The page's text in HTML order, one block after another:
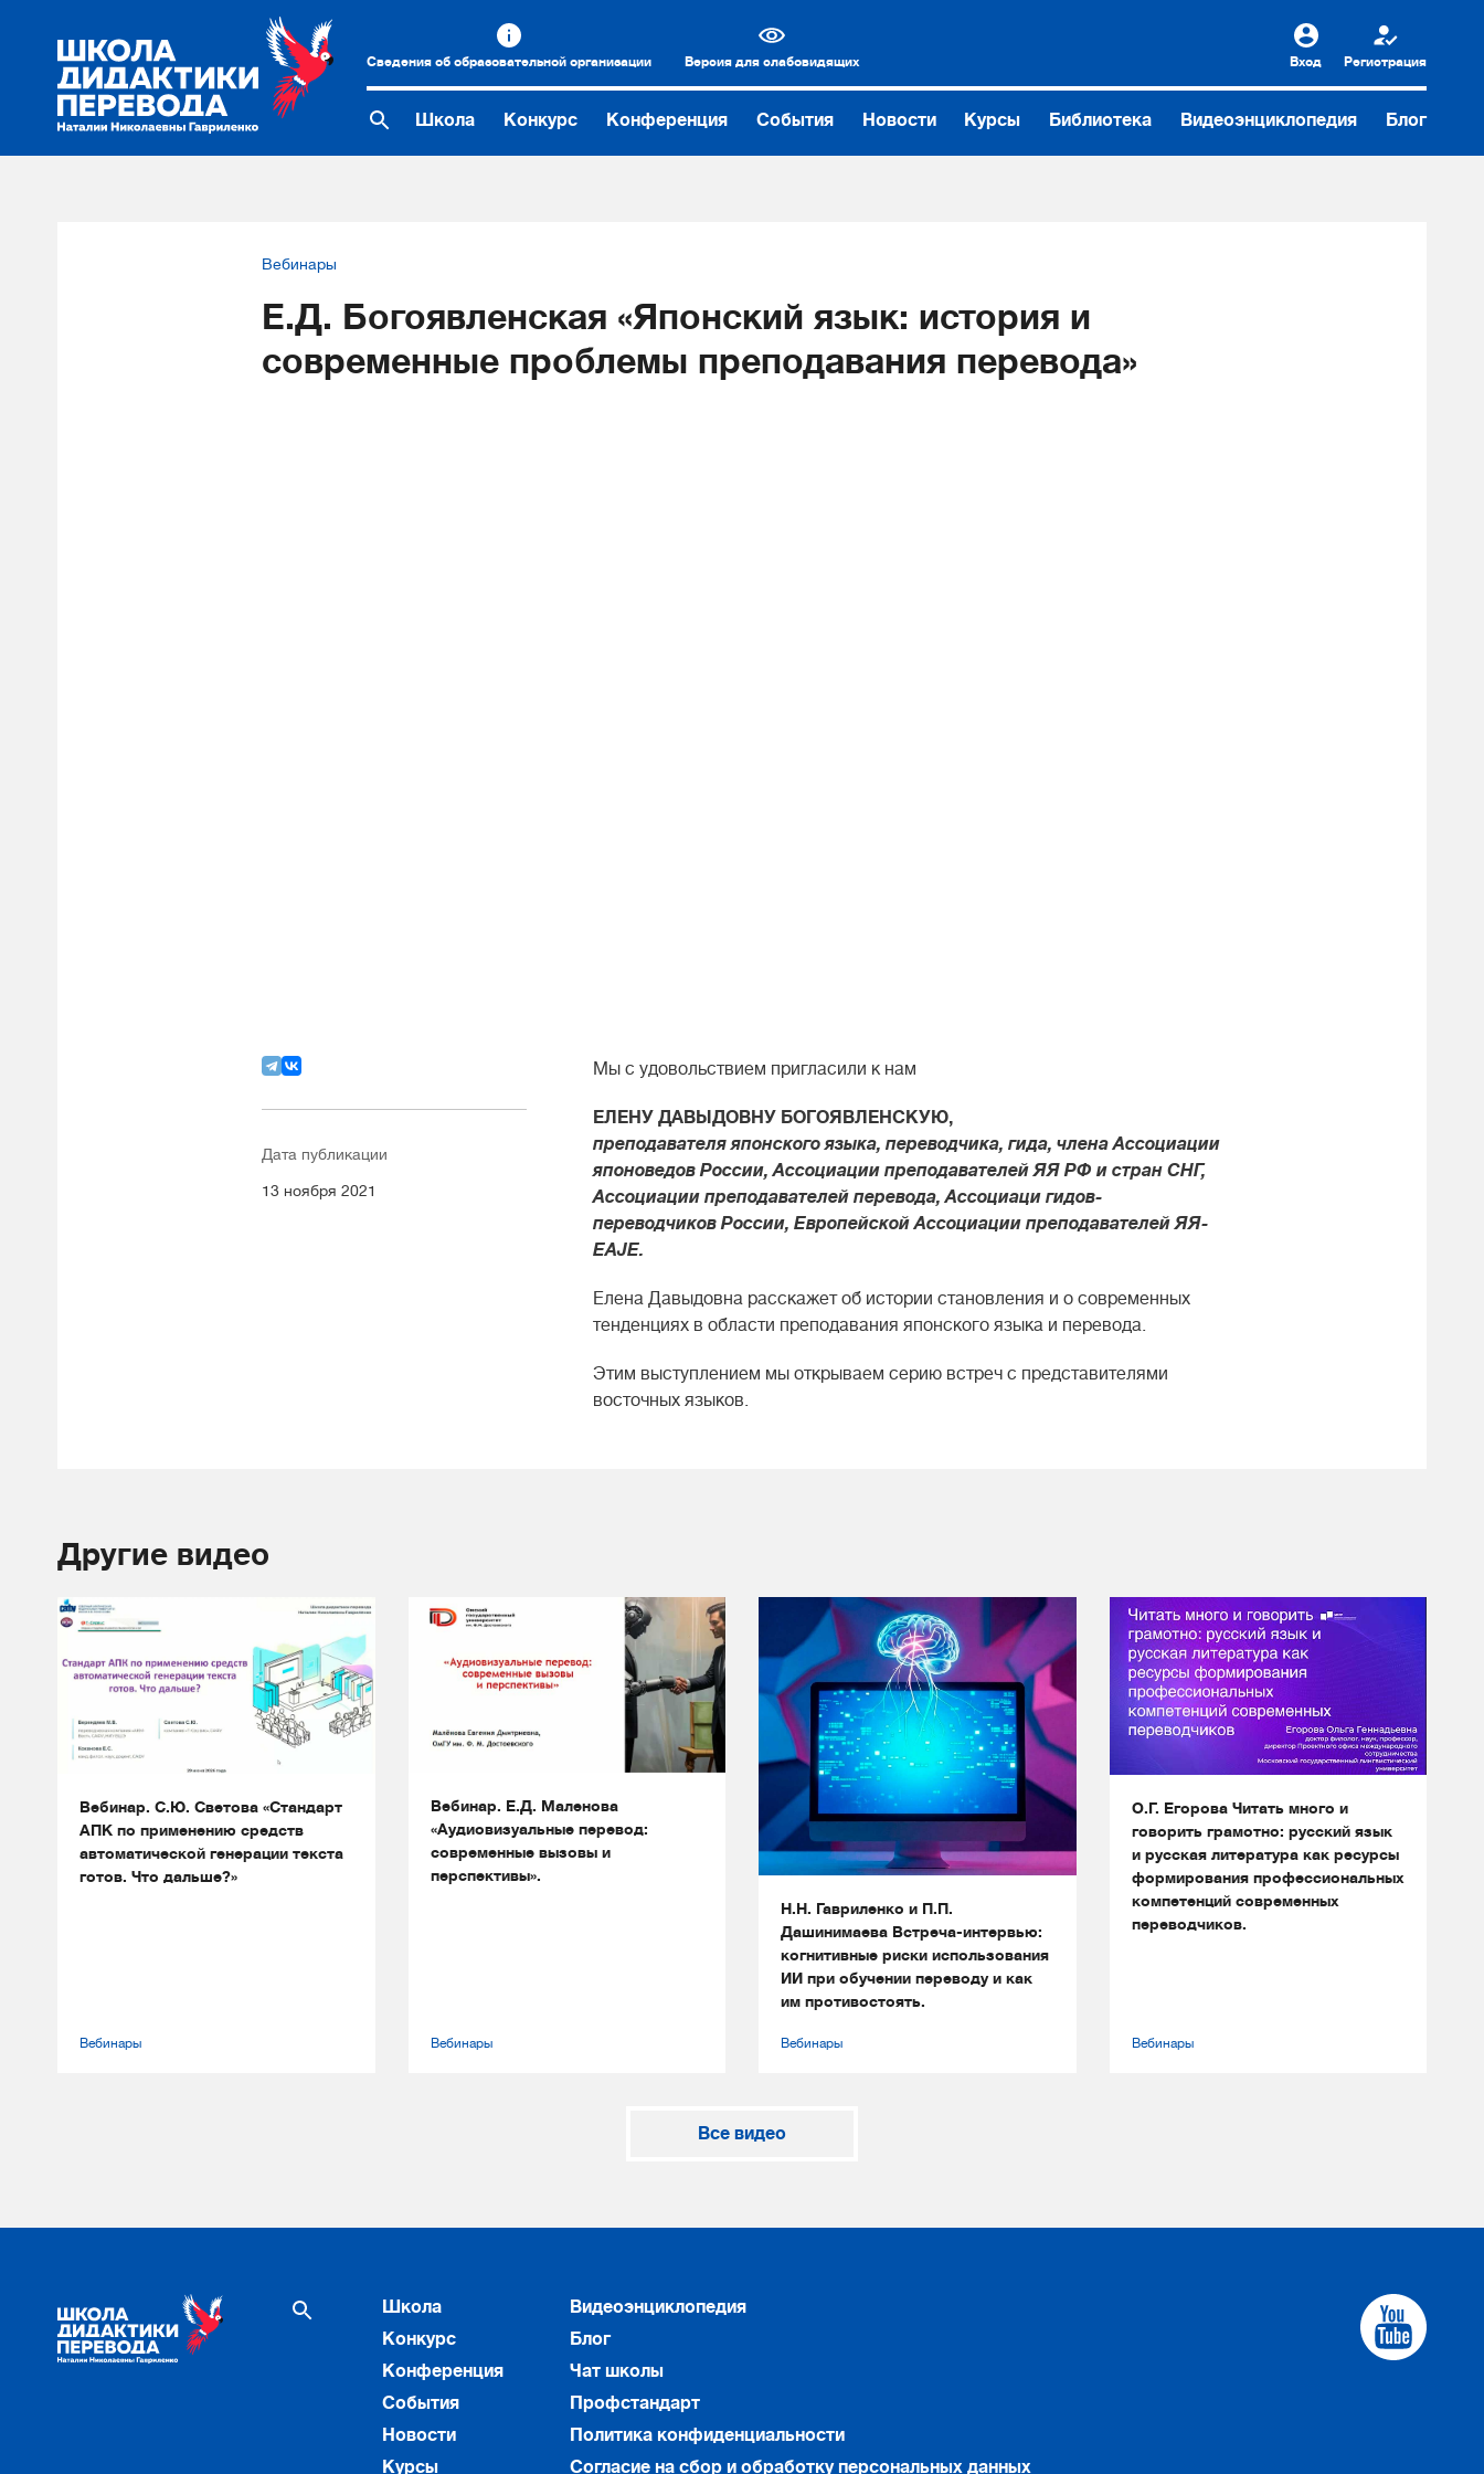
Сведения об образовательной организации Версия для слабовидящих Вход Регистрация
Школа Конкурс Конференция События Новости Курсы Библиотека Видеоэнциклопедия Блог
Вебинары
Е.Д. Богоявленская «Японский язык: история и
современные проблемы преподавания перевода»
Дата публикации
13 ноября 2021
Мы с удовольствием пригласили к нам
ЕЛЕНУ ДАВЫДОВНУ БОГОЯВЛЕНСКУЮ,
преподавателя японского языка, переводчика, гида, члена Ассоциации
японоведов России, Ассоциации преподавателей ЯЯ РФ и стран СНГ,
Ассоциации преподавателей перевода, Ассоциаци гидов-
переводчиков России, Европейской Ассоциации преподавателей ЯЯ-
EAJE.
Елена Давыдовна расскажет об истории становления и о современных
тенденциях в области преподавания японского языка и перевода.
Этим выступлением мы открываем серию встреч с представителями
восточных языков.
Другие видео
Вебинар. С.Ю. Светова «Стандарт
АПК по применению средств
автоматической генерации текста
готов. Что дальше?»
Вебинары
Вебинар. Е.Д. Маленова
«Аудиовизуальные перевод:
современные вызовы и
перспективы».
Вебинары
Н.Н. Гавриленко и П.П.
Дашинимаева Встреча-интервью:
когнитивные риски использования
ИИ при обучении переводу и как
им противостоять.
Вебинары
О.Г. Егорова Читать много и
говорить грамотно: русский язык
и русская литература как ресурсы
формирования профессиональных
компетенций современных
переводчиков.
Вебинары
Все видео
Школа
Конкурс
Конференция
События
Новости
Курсы
Видеоэнциклопедия
Блог
Чат школы
Профстандарт
Политика конфиденциальности
Согласие на сбор и обработку персональных данных